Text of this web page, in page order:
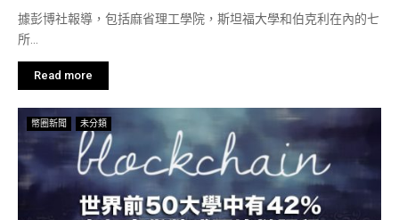
據彭博社報導，包括麻省理工學院，斯坦福大學和伯克利在內的七
所...
Read more
幣圈新聞 未分類